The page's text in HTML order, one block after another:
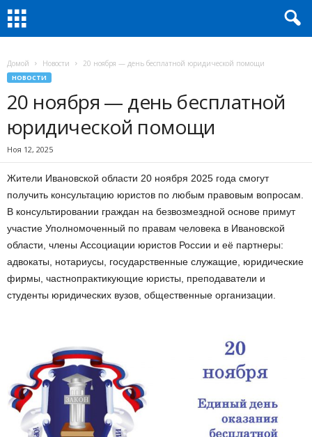
Домой Новости 20 ноября — день бесплатной юридической помощи
НОВОСТИ
20 ноября — день бесплатной
юридической помощи
Ноя 12, 2025
Жители Ивановской области 20 ноября 2025 года смогут
получить консультацию юристов по любым правовым вопросам.
В консультировании граждан на безвозмездной основе примут
участие Уполномоченный по правам человека в Ивановской
области, члены Ассоциации юристов России и её партнеры:
адвокаты, нотариусы, государственные служащие, юридические
фирмы, частнопрактикующие юристы, преподаватели и
студенты юридических вузов, общественные организации.